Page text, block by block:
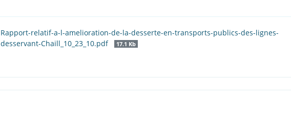
Rapport-relatif-a-l-amelioration-de-la-desserte-en-transports-publics-des-lignes-
desservant-Chaill_10_23_10.pdf
17.1 Kb